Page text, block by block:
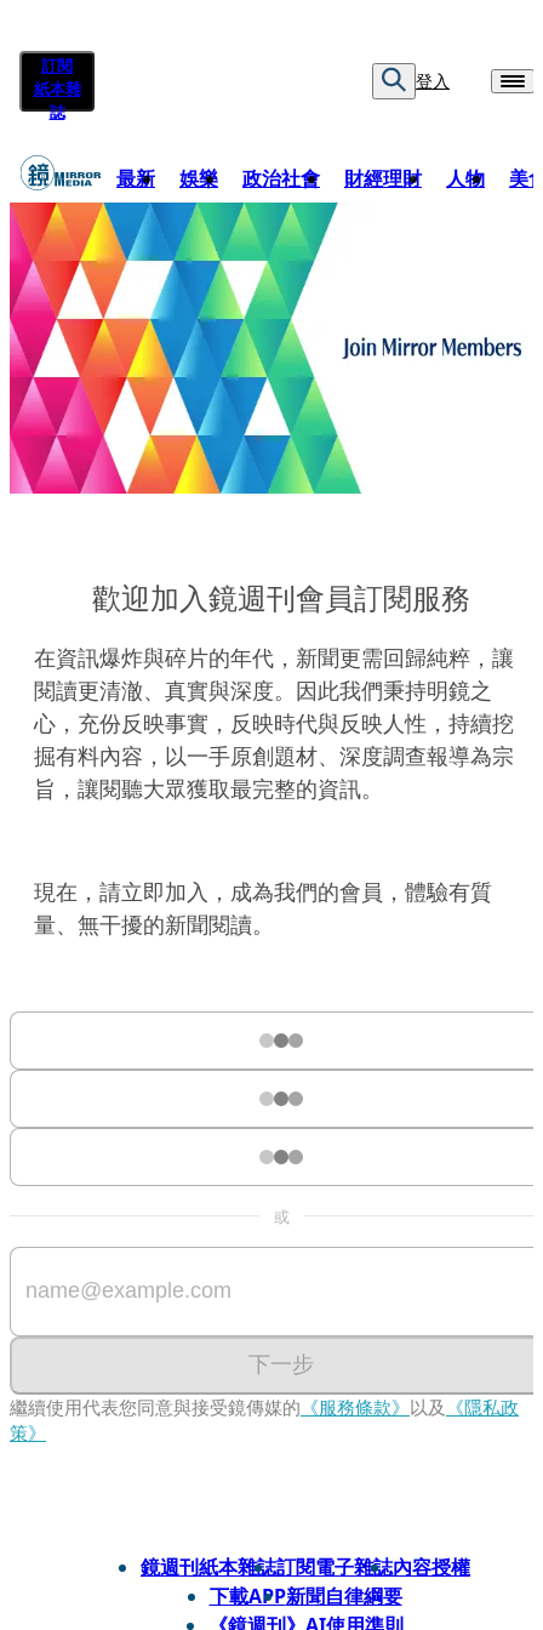
訂閱
紙本雜
誌
登入
最新 娛樂 政治社會 財經理財 人物 美
歡迎加入鏡週刊會員訂閱服務
在資訊爆炸與碎片的年代，新聞更需回歸純粹，讓
閱讀更清澈、真實與深度。因此我們秉持明鏡之
心，充份反映事實，反映時代與反映人性，持續挖
掘有料內容，以一手原創題材、深度調查報導為宗
旨，讓閱聽大眾獲取最完整的資訊。
現在，請立即加入，成為我們的會員，體驗有質
量、無干擾的新聞閱讀。
或
下一步
繼續使用代表您同意與接受鏡傳媒的 《服務條款》 以及 《隱私政
策》
鏡週刊紙本雜誌訂閱電子雜誌內容授權
下載APP新聞自律綱要